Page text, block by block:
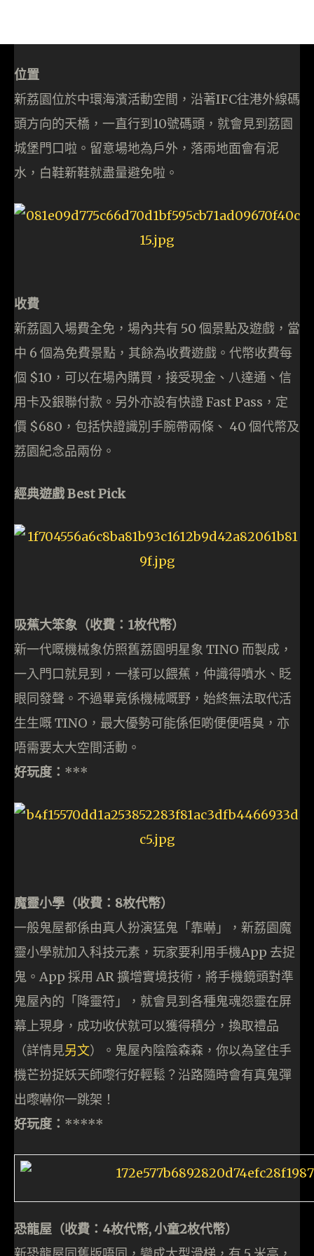
位置
新荔園位於中環海濱活動空間，沿著IFC往港外線碼
頭方向的天橋，一直行到10號碼頭，就會見到荔園
城堡門口啦。留意場地為戶外，落雨地面會有泥
水，白鞋新鞋就盡量避免啦。
收費
新荔園入場費全免，場內共有 50 個景點及遊戲，當
中 6 個為免費景點，其餘為收費遊戲。代幣收費每
個 $10，可以在場內購買，接受現金、八達通、信
用卡及銀聯付款。另外亦設有快證 Fast Pass，定
價 $680，包括快證識別手腕帶兩條、 40 個代幣及
荔園紀念品兩份。
經典遊戲 Best Pick
吸蕉大笨象（收費：1枚代幣）
新一代嘅機械象仿照舊荔園明星象 TINO 而製成，
一入門口就見到，一樣可以餵蕉，仲識得噴水、眨
眼同發聲。不過畢竟係機械嘅野，始終無法取代活
生生嘅 TINO，最大優勢可能係佢啲便便唔臭，亦
唔需要太大空間活動。
好玩度： ***
魔靈小學（收費：8枚代幣）
一般鬼屋都係由真人扮演猛鬼「靠嚇」，新荔園魔
靈小學就加入科技元素，玩家要利用手機App 去捉
鬼。App 採用 AR 擴增實境技術，將手機鏡頭對準
鬼屋內的「降靈符」，就會見到各種鬼魂怨靈在屏
幕上現身，成功收伏就可以獲得積分，換取禮品
（詳情見另文）。鬼屋內陰陰森森，你以為望住手
機芒扮捉妖天師嚟行好輕鬆？沿路隨時會有真鬼彈
出嚟嚇你一跳架！
好玩度： *****
恐龍屋（收費：4枚代幣, 小童2枚代幣）